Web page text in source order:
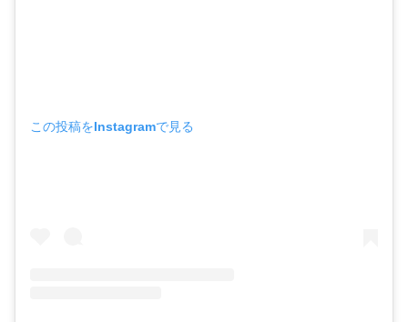
この投稿をInstagramで見る